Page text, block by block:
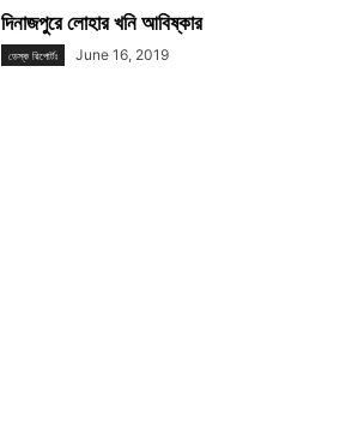
দিনাজপুরে লোহার খনি আবিষ্কার
ডেস্ক রিপোর্টঃ June 16, 2019